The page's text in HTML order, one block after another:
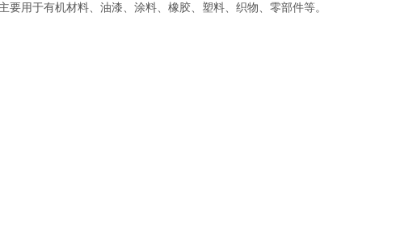
用于有机材料、油漆、涂料、橡胶、塑料、织物、零部件等。